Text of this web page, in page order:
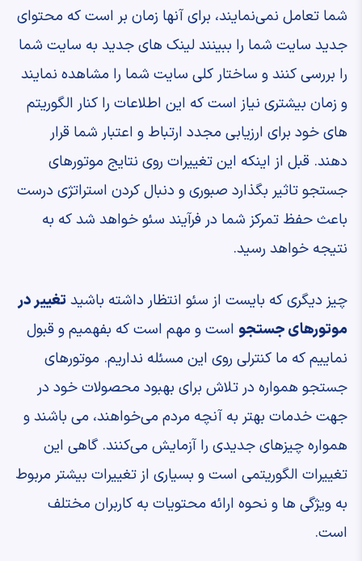
شما تعامل نمی‌نمایند، برای آنها زمان بر است که محتوای
جدید سایت شما را ببینند لینک های جدید به سایت شما
را بررسی کنند و ساختار کلی سایت شما را مشاهده نمایند
و زمان بیشتری نیاز است که این اطلاعات را کنار الگوریتم
های خود برای ارزیابی مجدد ارتباط و اعتبار شما قرار
دهند. قبل از اینکه این تغییرات روی نتایج موتورهای
جستجو تاثیر بگذارد صبوری و دنبال کردن استراتژی درست
باعث حفظ تمرکز شما در فرآیند سئو خواهد شد که به
نتیجه خواهد رسید.
چیز دیگری که بایست از سئو انتظار داشته باشیدتغییر در
موتورهای جستجواست و مهم است که بفهمیم و قبول
نماییم که ما کنترلی روی این مسئله نداریم. موتورهای
جستجو همواره در تلاش برای بهبود محصولات خود در
جهت خدمات بهتر به آنچه مردم می‌خواهند، می باشند و
همواره چیزهای جدیدی را آزمایش می‌کنند. گاهی این
تغییرات الگوریتمی است و بسیاری از تغییرات بیشتر مربوط
به ویژگی ها و نحوه ارائه محتویات به کاربران مختلف
است.